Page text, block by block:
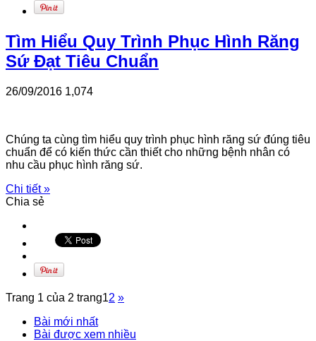
Tìm Hiểu Quy Trình Phục Hình Răng
Sứ Đạt Tiêu Chuẩn
26/09/2016 1,074
Chúng ta cùng tìm hiểu quy trình phục hình răng sứ đúng tiêu
chuẩn để có kiến thức cần thiết cho những bệnh nhân có
nhu cầu phục hình răng sứ.
Chi tiết »
Chia sẻ
Trang 1 của 2 trang12 »
Bài mới nhất
Bài được xem nhiều